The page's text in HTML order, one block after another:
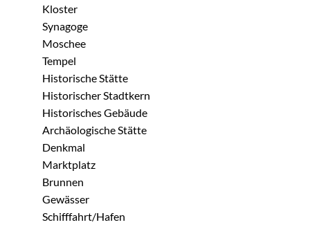
Kloster
Synagoge
Moschee
Tempel
Historische Stätte
Historischer Stadtkern
Historisches Gebäude
Archäologische Stätte
Denkmal
Marktplatz
Brunnen
Gewässer
Schifffahrt/Hafen